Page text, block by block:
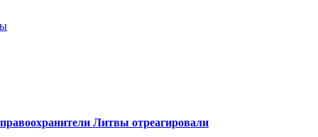
Литвы отреагировали